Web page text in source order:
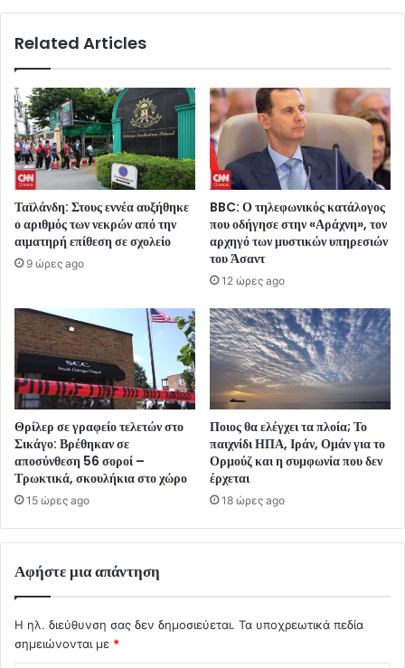
Related Articles
Ταϊλάνδη: Στους εννέα αυξήθηκε
ο αριθμός των νεκρών από την
αιματηρή επίθεση σε σχολείο
9 ώρες ago
BBC: Ο τηλεφωνικός κατάλογος
που οδήγησε στην «Αράχνη», τον
αρχηγό των μυστικών υπηρεσιών
του Άσαντ
12 ώρες ago
Θρίλερ σε γραφείο τελετών στο
Σικάγο: Βρέθηκαν σε
αποσύνθεση 56 σοροί –
Τρωκτικά, σκουλήκια στο χώρο
15 ώρες ago
Ποιος θα ελέγχει τα πλοία; Το
παιχνίδι ΗΠΑ, Ιράν, Ομάν για το
Ορμούζ και η συμφωνία που δεν
έρχεται
18 ώρες ago
Αφήστε μια απάντηση
Η ηλ. διεύθυνση σας δεν δημοσιεύεται. Τα υποχρεωτικά πεδία
σημειώνονται με *